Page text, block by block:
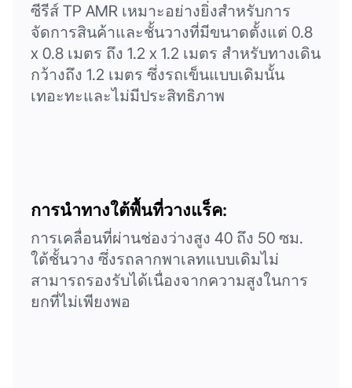
ซีรีส์ TP AMR เหมาะอย่างยิ่งสำหรับการ
จัดการสินค้าและชั้นวางที่มีขนาดตั้งแต่ 0.8
x 0.8 เมตร ถึง 1.2 x 1.2 เมตร สำหรับทางเดิน
กว้างถึง 1.2 เมตร ซึ่งรถเข็นแบบเดิมนั้น
เทอะทะและไม่มีประสิทธิภาพ
การนำทางใต้พื้นที่วางแร็ค:
การเคลื่อนที่ผ่านช่องว่างสูง 40 ถึง 50 ซม.
ใต้ชั้นวาง ซึ่งรถลากพาเลทแบบเดิมไม่
สามารถรองรับได้เนื่องจากความสูงในการ
ยกที่ไม่เพียงพอ